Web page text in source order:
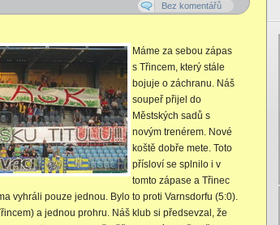
Bez komentářů
Máme za sebou zápas
s Třincem, který stále
bojuje o záchranu. Náš
soupeř přijel do
Městských sadů s
novým trenérem. Nové
koště dobře mete. Toto
přísloví se splnilo i v
tomto zápase a Třinec
vyhráli pouze jednou. Bylo to proti Varnsdorfu (5:0).
a jednou prohru. Náš klub si předsevzal, že